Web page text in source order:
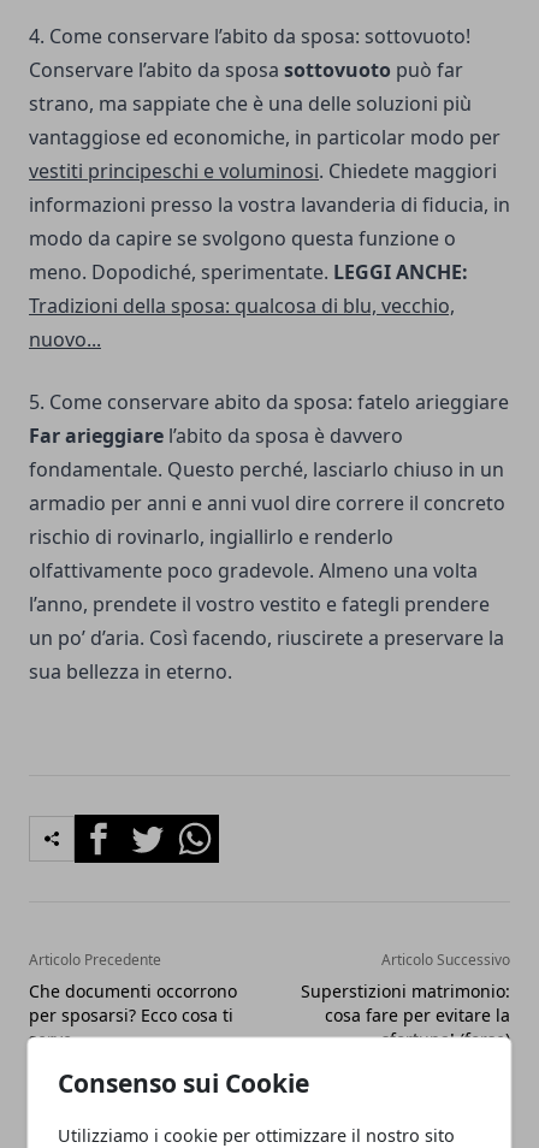
Consenso sui Cookie
Utilizziamo i cookie per ottimizzare il nostro sito
4. Come conservare l’abito da sposa: sottovuoto!
Conservare l’abito da sposa sottovuoto può far
strano, ma sappiate che è una delle soluzioni più
vantaggiose ed economiche, in particolar modo per
vestiti principeschi e voluminosi. Chiedete maggiori
informazioni presso la vostra lavanderia di fiducia, in
modo da capire se svolgono questa funzione o
meno. Dopodiché, sperimentate. LEGGI ANCHE:
Tradizioni della sposa: qualcosa di blu, vecchio,
nuovo...
5. Come conservare abito da sposa: fatelo arieggiare
Far arieggiare l’abito da sposa è davvero
fondamentale. Questo perché, lasciarlo chiuso in un
armadio per anni e anni vuol dire correre il concreto
rischio di rovinarlo, ingiallirlo e renderlo
olfattivamente poco gradevole. Almeno una volta
l’anno, prendete il vostro vestito e fategli prendere
un po’ d’aria. Così facendo, riuscirete a preservare la
sua bellezza in eterno.
FacebookTwitterWhatsapp
Articolo Precedente
Che documenti occorrono
per sposarsi? Ecco cosa ti
serve
Articolo Successivo
Superstizioni matrimonio:
cosa fare per evitare la
sfortuna! (forse)